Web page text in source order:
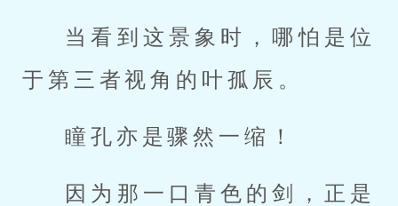
当看到这景象时，哪怕是位
于第三者视角的叶孤辰。
瞳孔亦是骤然一缩！
因为那一口青色的剑，正是